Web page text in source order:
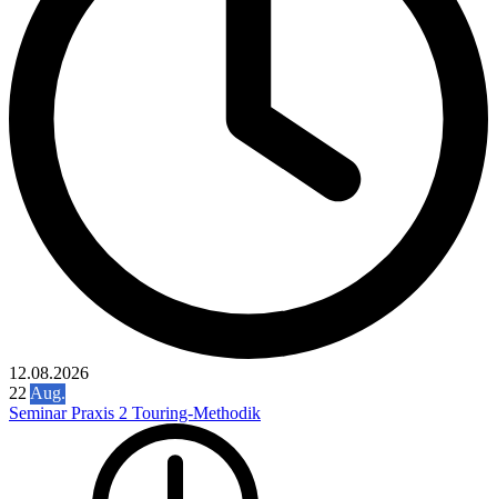
12.08.2026
22 Aug.
Seminar Praxis 2 Touring-Methodik